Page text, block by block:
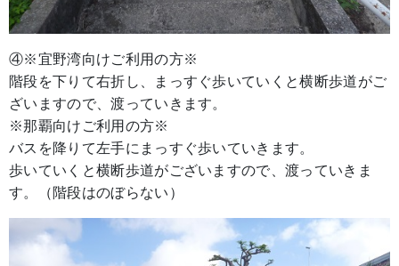
④※宜野湾向けご利用の方※
階段を下りて右折し、まっすぐ歩いていくと横断歩道がご
ざいますので、渡っていきます。
※那覇向けご利用の方※
バスを降りて左手にまっすぐ歩いていきます。
歩いていくと横断歩道がございますので、渡っていきま
す。（階段はのぼらない）